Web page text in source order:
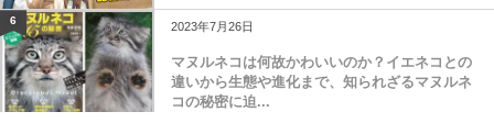
6 2023年7月26日
マヌルネコは何故かわいいのか？イエネコとの
違いから生態や進化まで、知られざるマヌルネ
コの秘密に迫...